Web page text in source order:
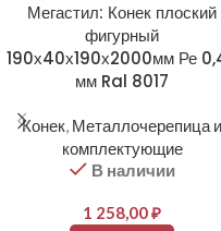
Мегастил: Конек плоский
фигурный
190х40х190х2000мм Ре
мм Ral 8017
Конек, Металлочерепица и
комплектующие
В наличии
1 258,00₽